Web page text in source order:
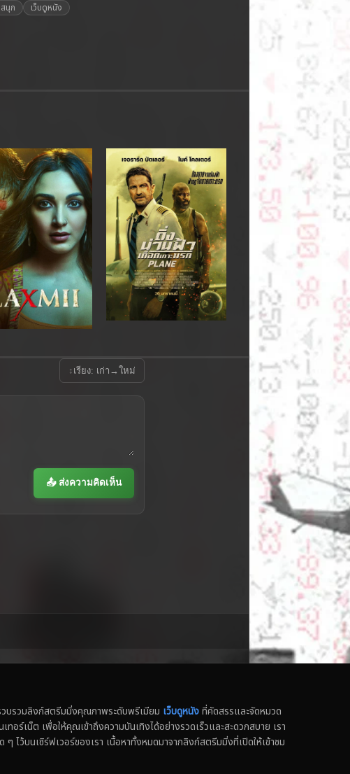
นุก เว็บดูหนัง
↕ เรียง: เก่า→ใหม่
📤 ส่งความคิดเห็น
รวมลิงก์สตรีมมิ่งคุณภาพระดับพรีเมียม เว็บดูหนังที่คัดสรรและจัดหมวด
อร์เน็ต เพื่อให้คุณเข้าถึงความบันเทิงได้อย่างรวดเร็วและสะดวกสบาย เรา
ๆ ไว้บนเซิร์ฟเวอร์ของเรา เนื้อหาทั้งหมดมาจากลิงก์สตรีมมิ่งที่เปิดให้เข้าชม